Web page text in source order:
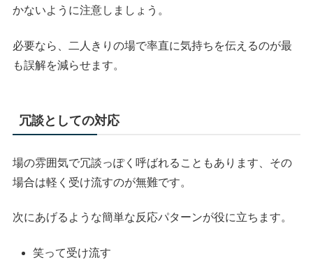
かないように注意しましょう。
必要なら、二人きりの場で率直に気持ちを伝えるのが最
も誤解を減らせます。
冗談としての対応
場の雰囲気で冗談っぽく呼ばれることもあります、その
場合は軽く受け流すのが無難です。
次にあげるような簡単な反応パターンが役に立ちます。
笑って受け流す